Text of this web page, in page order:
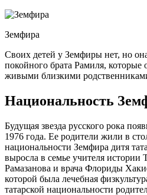
Земфира
Своих детей у Земфиры нет, но
покойного брата Рамиля, которые
живыми близкими
Национальность
Будущая звезда русского рока
1976 года. Ее родители жили в
национальности Земфира дитя
выросла в семье учителя истории
Рамазанова и врача Флориды
которой была лечебная
татарской национальности